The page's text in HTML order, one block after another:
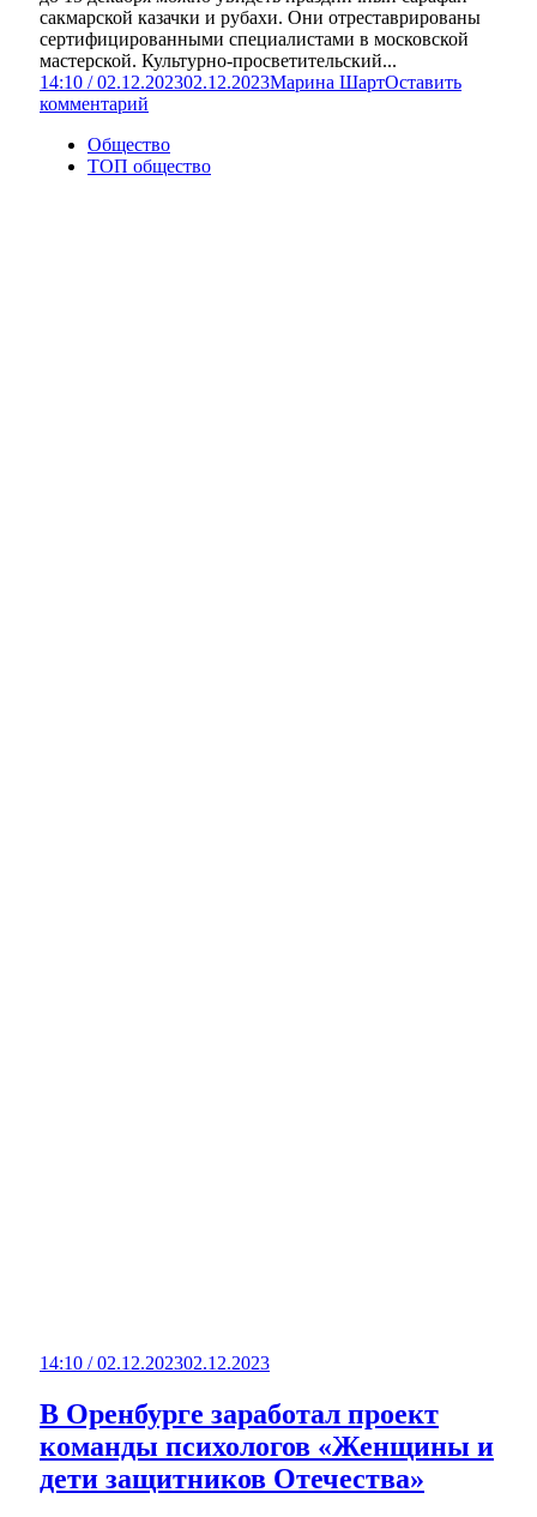
сакмарской казачки и рубахи. Они отреставрированы
сертифицированными специалистами в московской
мастерской. Культурно-просветительский...
14:10 / 02.12.202302.12.2023Марина ШартОставить
комментарий
Общество
ТОП общество
14:10 / 02.12.202302.12.2023
В Оренбурге заработал проект
команды психологов «Женщины и
дети защитников Отечества»